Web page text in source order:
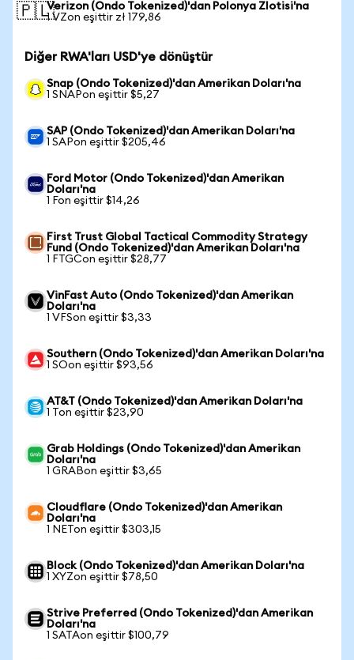
🇵🇱Verizon (Ondo Tokenized)'dan Polonya Zlotisi'na
1 VZon eşittir zł 179,86
Diğer RWA'ları USD'ye dönüştür
Snap (Ondo Tokenized)'dan Amerikan Doları'na
1 SNAPon eşittir $5,27
SAP (Ondo Tokenized)'dan Amerikan Doları'na
1 SAPon eşittir $205,46
Ford Motor (Ondo Tokenized)'dan Amerikan
Doları'na
1 Fon eşittir $14,26
First Trust Global Tactical Commodity Strategy
Fund (Ondo Tokenized)'dan Amerikan Doları'na
1 FTGCon eşittir $28,77
VinFast Auto (Ondo Tokenized)'dan Amerikan
Doları'na
1 VFSon eşittir $3,33
Southern (Ondo Tokenized)'dan Amerikan Doları'na
1 SOon eşittir $93,56
AT&T (Ondo Tokenized)'dan Amerikan Doları'na
1 Ton eşittir $23,90
Grab Holdings (Ondo Tokenized)'dan Amerikan
Doları'na
1 GRABon eşittir $3,65
Cloudflare (Ondo Tokenized)'dan Amerikan
Doları'na
1 NETon eşittir $303,15
Block (Ondo Tokenized)'dan Amerikan Doları'na
1 XYZon eşittir $78,50
Strive Preferred (Ondo Tokenized)'dan Amerikan
Doları'na
1 SATAon eşittir $100,79